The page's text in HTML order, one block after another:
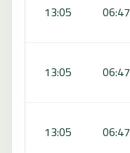
06:47
13:05
06:47
13:05
06:47
13:05